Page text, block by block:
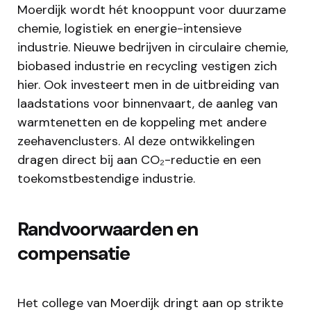
Moerdijk wordt hét knooppunt voor duurzame
chemie, logistiek en energie-intensieve
industrie. Nieuwe bedrijven in circulaire chemie,
biobased industrie en recycling vestigen zich
hier. Ook investeert men in de uitbreiding van
laadstations voor binnenvaart, de aanleg van
warmtenetten en de koppeling met andere
zeehavenclusters. Al deze ontwikkelingen
dragen direct bij aan CO₂-reductie en een
toekomstbestendige industrie.​
Randvoorwaarden en
compensatie
Het college van Moerdijk dringt aan op strikte